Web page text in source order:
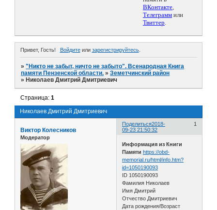
ВКонтакте,
Телеграмм или
Твиттер.
Привет, Гость! Войдитеили зарегистрируйтесь.
»"Никто не забыт, ничто не забыто". Всенародная Книга
памяти Пензенской области. »Земетчинский район
» Николаев Дмитрий Дмитриевич
Николаев Дмитрий Дмитриевич
Страница:1
Поделиться 1
2018-
09-23 21:50:32
Виктор Колесников
Модератор
Информация из Книги
Памяти https://obd-
memorial.ru/html/info.htm?
id=1050190093
ID 1050190093
Фамилия Николаев
Имя Дмитрий
Отчество Дмитриевич
Дата рождения/Возраст